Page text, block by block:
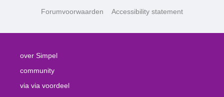
Forumvoorwaarden Accessibility statement
over Simpel
community
via via voordeel